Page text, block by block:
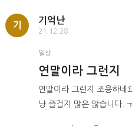
기
기억난
21.12.28
일상
연말이라 그런지
연말이라 그런지 조용하네
냥 즐겁지 많은 않습니다.